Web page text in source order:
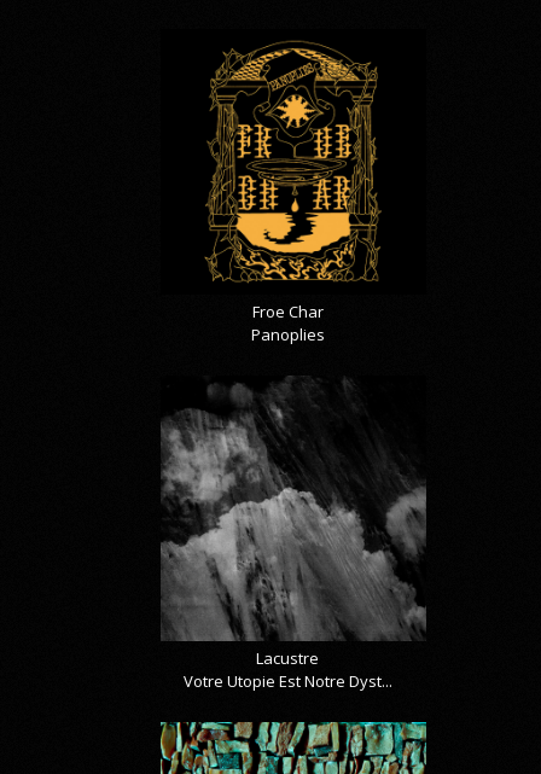
Froe Char
Panoplies
Lacustre
Votre Utopie Est Notre Dyst...